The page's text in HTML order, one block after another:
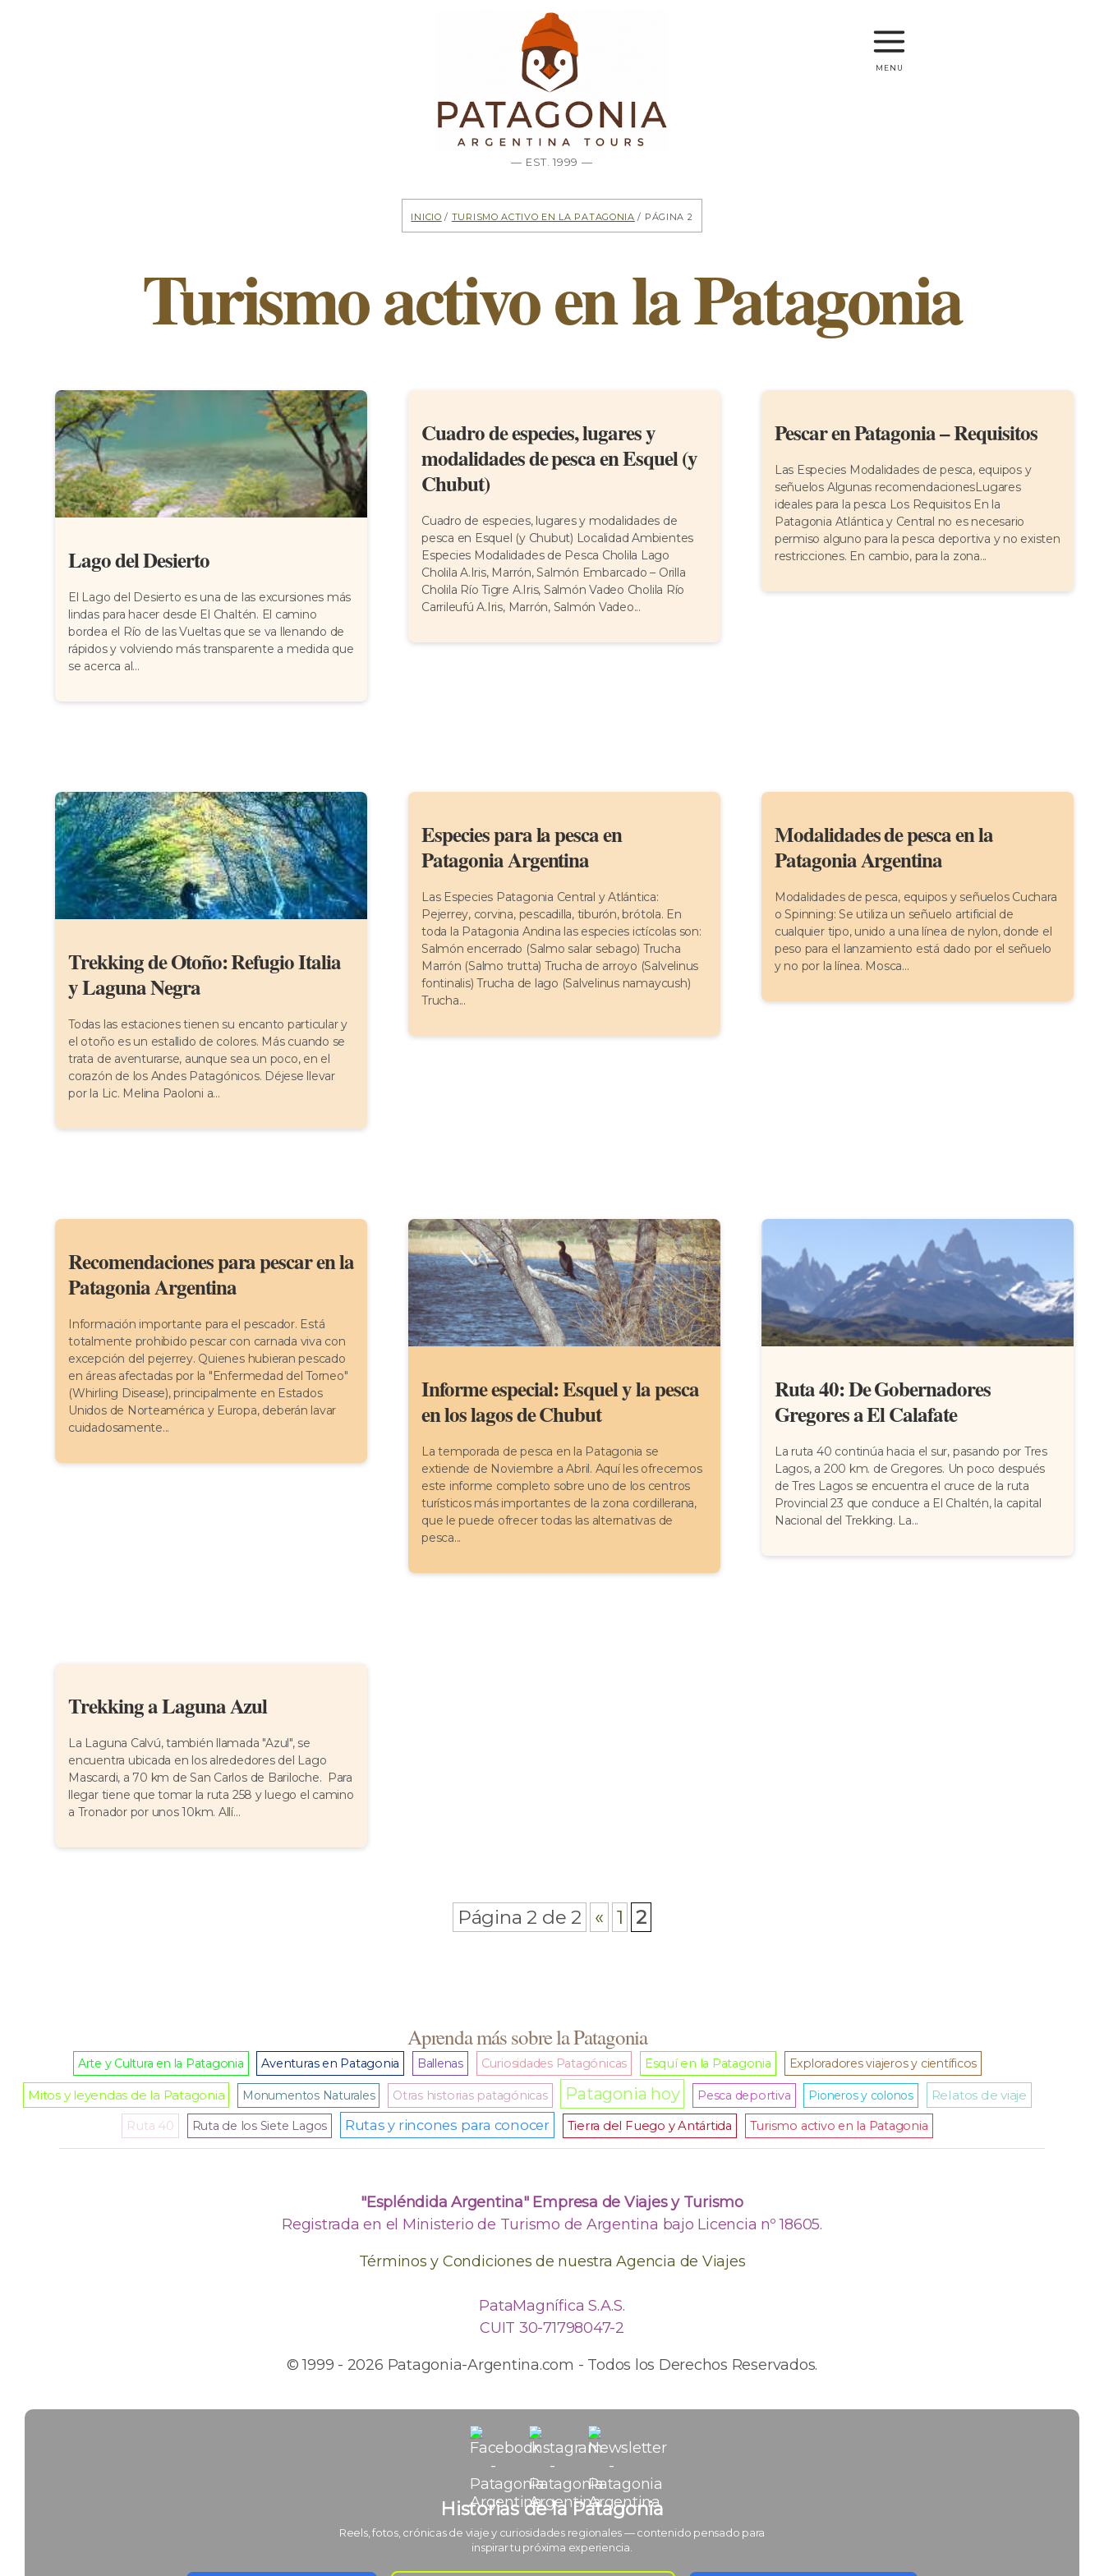
— EST. 1999 —
menu
Inicio / Turismo activo en la Patagonia / Página 2
Turismo activo en la Patagonia
Lago del Desierto
El Lago del Desierto es una de las excursiones más
lindas para hacer desde El Chaltén. El camino
bordea el Río de las Vueltas que se va llenando de
rápidos y volviendo más transparente a medida que
se acerca al...
Cuadro de especies, lugares y
modalidades de pesca en Esquel (y
Chubut)
Cuadro de especies, lugares y modalidades de
pesca en Esquel (y Chubut) Localidad Ambientes
Especies Modalidades de Pesca Cholila Lago
Cholila A.Iris, Marrón, Salmón Embarcado – Orilla
Cholila Río Tigre A.Iris, Salmón Vadeo Cholila Río
Carrileufú A.Iris, Marrón, Salmón Vadeo...
Pescar en Patagonia – Requisitos
Las Especies Modalidades de pesca, equipos y
señuelos Algunas recomendacionesLugares
ideales para la pesca Los Requisitos En la
Patagonia Atlántica y Central no es necesario
permiso alguno para la pesca deportiva y no existen
restricciones. En cambio, para la zona...
Trekking de Otoño: Refugio Italia
y Laguna Negra
Todas las estaciones tienen su encanto particular y
el otoño es un estallido de colores. Más cuando se
trata de aventurarse, aunque sea un poco, en el
corazón de los Andes Patagónicos. Déjese llevar
por la Lic. Melina Paoloni a...
Especies para la pesca en
Patagonia Argentina
Las Especies Patagonia Central y Atlántica:
Pejerrey, corvina, pescadilla, tiburón, brótola. En
toda la Patagonia Andina las especies ictícolas son:
Salmón encerrado (Salmo salar sebago) Trucha
Marrón (Salmo trutta) Trucha de arroyo (Salvelinus
fontinalis) Trucha de lago (Salvelinus namaycush)
Trucha...
Modalidades de pesca en la
Patagonia Argentina
Modalidades de pesca, equipos y señuelos Cuchara
o Spinning: Se utiliza un señuelo artificial de
cualquier tipo, unido a una línea de nylon, donde el
peso para el lanzamiento está dado por el señuelo
y no por la línea. Mosca...
Recomendaciones para pescar en la
Patagonia Argentina
Información importante para el pescador. Está
totalmente prohibido pescar con carnada viva con
excepción del pejerrey. Quienes hubieran pescado
en áreas afectadas por la "Enfermedad del Torneo"
(Whirling Disease), principalmente en Estados
Unidos de Norteamérica y Europa, deberán lavar
cuidadosamente...
Informe especial: Esquel y la pesca
en los lagos de Chubut
La temporada de pesca en la Patagonia se
extiende de Noviembre a Abril. Aquí les ofrecemos
este informe completo sobre uno de los centros
turísticos más importantes de la zona cordillerana,
que le puede ofrecer todas las alternativas de
pesca...
Ruta 40: De Gobernadores
Gregores a El Calafate
La ruta 40 continúa hacia el sur, pasando por Tres
Lagos, a 200 km. de Gregores. Un poco después
de Tres Lagos se encuentra el cruce de la ruta
Provincial 23 que conduce a El Chaltén, la capital
Nacional del Trekking. La...
Trekking a Laguna Azul
La Laguna Calvú, también llamada "Azul", se
encuentra ubicada en los alrededores del Lago
Mascardi, a 70 km de San Carlos de Bariloche. Para
llegar tiene que tomar la ruta 258 y luego el camino
a Tronador por unos 10km. Allí...
Página 2 de 2 « 1 2
Aprenda más sobre la Patagonia
Arte y Cultura en la Patagonia Aventuras en Patagonia Ballenas Curiosidades Patagónicas Esquí en la Patagonia Exploradores viajeros y científicos
Mitos y leyendas de la Patagonia Monumentos Naturales Otras historias patagónicas Patagonia hoy Pesca deportiva Pioneros y colonos Relatos de viaje
Ruta 40 Ruta de los Siete Lagos Rutas y rincones para conocer Tierra del Fuego y Antártida Turismo activo en la Patagonia
"Espléndida Argentina" Empresa de Viajes y Turismo
Registrada en el Ministerio de Turismo de Argentina bajo Licencia nº 18605.
Términos y Condiciones de nuestra Agencia de Viajes
PataMagnífica S.A.S.
CUIT 30-71798047-2
© 1999 - 2026 Patagonia-Argentina.com - Todos los Derechos Reservados.
Historias de la Patagonia
Reels, fotos, crónicas de viaje y curiosidades regionales — contenido pensado para
inspirar tu próxima experiencia.